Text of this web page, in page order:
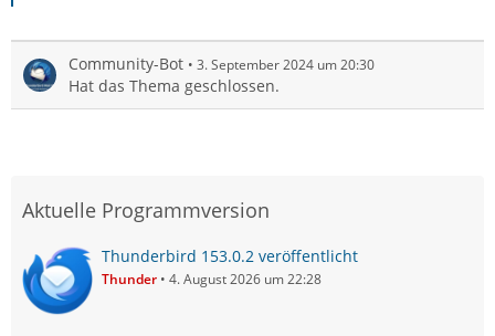
Community-Bot 3. September 2024 um 20:30
Hat das Thema geschlossen.
Aktuelle Programmversion
Thunderbird 153.0.2 veröffentlicht
Thunder 4. August 2026 um 22:28